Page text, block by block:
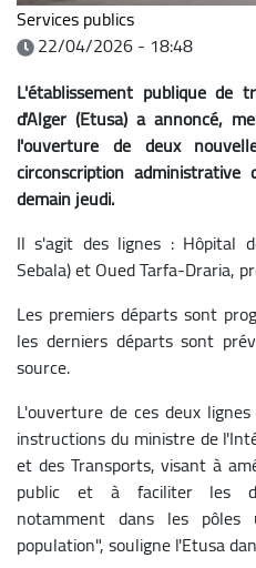
Services publics
22/04/2026 - 18:48
L'établissement publique de
d'Alger (Etusa) a annoncé,
l'ouverture de deux
circonscription
demain jeudi.
Il s'agit des lignes : Hôpital
Sebala) et Oued Tarfa-Draria,
Les premiers départs sont
les derniers départs sont
source.
L'ouverture de ces deux
instructions du ministre de
et des Transports, visant à
public et à faciliter les
notamment dans les
population", souligne l'Etusa